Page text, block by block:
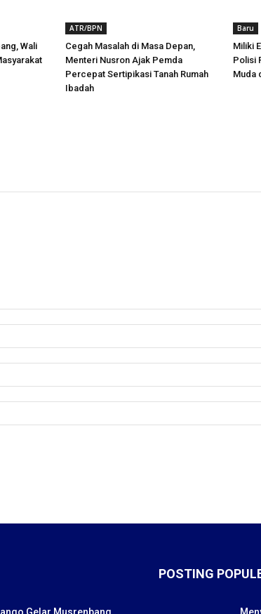
Wali
ATR/BPN
Cegah Masalah di Masa Depan,
Menteri Nusron Ajak Pemda
Percepat Sertipikasi Tanah Rumah
Ibadah
Baru
Miliki
Polisi
Muda
POSTING